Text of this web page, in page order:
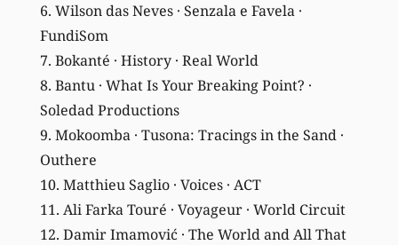
6. Wilson das Neves · Senzala e Favela ·
FundiSom
7. Bokanté · History · Real World
8. Bantu · What Is Your Breaking Point? ·
Soledad Productions
9. Mokoomba · Tusona: Tracings in the Sand ·
Outhere
10. Matthieu Saglio · Voices · ACT
11. Ali Farka Touré · Voyageur · World Circuit
12. Damir Imamović · The World and All That